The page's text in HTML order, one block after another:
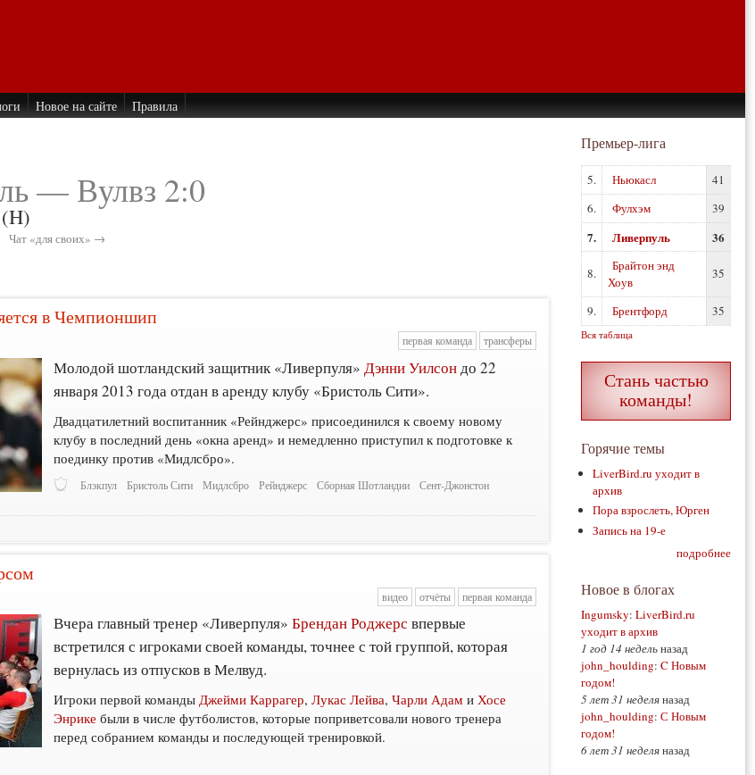
Новое на сайте Правила
— Вулвз 2:0
(H)
Чат «для своих» →
в Чемпионшип
первая команда трансферы
Молодой шотландский защитник «Ливерпуля» Дэнни Уилсон до 22
января 2013 года отдан в аренду клубу «Бристоль Сити».
Двадцатилетний воспитанник «Рейнджерс» присоединился к своему новому
клубу в последний день «окна аренд» и немедленно приступил к подготовке к
поединку против «Мидлсбро».
Блэкпул Бристоль Сити Мидлсбро Рейнджерс Сборная Шотландии
Сент-Джонстон
видео отчёты первая команда
Вчера главный тренер «Ливерпуля»Брендан Роджерс впервые
встретился с игроками своей команды, точнее с той группой, которая
вернулась из отпусков в Мелвуд.
Игроки первой командыДжейми Каррагер,Лукас Лейва,Чарли Адам иХосе
Энрике были в числе футболистов, которые поприветсовали нового тренера
перед собранием команды и последующей тренировкой.
Премьер-лига
5. Ньюкасл
41
6.
Фулхэм 39
7. Ливерпуль 36
8.
Брайтон энд
Хоув
35
9. Брентфорд 35
Вся таблица
Стань частью
команды!
Горячие темы
LiverBird.ru уходит в
архив
Пора взрослеть, Юрген
Запись на 19-е
подробнее
Новое в блогах
Ingumsky: LiverBird.ru
уходит в архив
1 год 14 недельназад
john_houlding: C Новым
годом!
5 лет 31 неделяназад
john_houlding: С Новым
годом!
6 лет 31 неделяназад